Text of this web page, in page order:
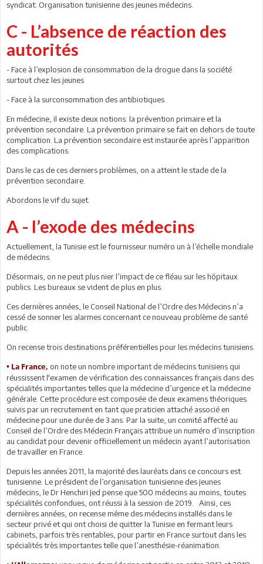
syndicat: Organisation tunisienne des jeunes médecins.
C - L’absence de réaction des
autorités
- Face à l’explosion de consommation de la drogue dans la société
surtout chez les jeunes
- Face à la surconsommation des antibiotiques.
En médecine, il existe deux notions: la prévention primaire et la
prévention secondaire. La prévention primaire se fait en dehors de toute
complication. La prévention secondaire est instaurée après l’apparition
des complications.
Dans le cas de ces derniers problèmes, on a atteint le stade de la
prévention secondaire.
Abordons le vif du sujet.
A - l’exode des médecins
Actuellement, la Tunisie est le fournisseur numéro un à l’échelle mondiale
de médecins.
Désormais, on ne peut plus nier l’impact de ce fléau sur les hôpitaux
publics. Les bureaux se vident de plus en plus.
Ces dernières années, le Conseil National de l’Ordre des Médecins n’a
cessé de sonner les alarmes concernant ce nouveau problème de santé
public.
On recense trois destinations préférentielles pour les médecins tunisiens.
• La France, on note un nombre important de médecins tunisiens qui
réussissent l'examen de vérification des connaissances français dans des
spécialités importantes telles que la médecine d’urgence et la médecine
générale. Cette procédure est composée de deux examens théoriques
suivis par un recrutement en tant que praticien attaché associé en
médecine pour une durée de 3 ans. Par la suite, un comité affecté au
Conseil de l’Ordre des Médecin Français attribue un numéro d’inscription
au candidat pour devenir officiellement un médecin ayant l’autorisation
de travailler en France.
Depuis les années 2011, la majorité des lauréats dans ce concours est
tunisienne. Le président de l’organisation tunisienne des jeunes
médecins, le Dr Henchiri Jed pense que 500 médecins au moins, toutes
spécialités confondues, ont réussi à la session de 2019. Ainsi, ces
dernières années, on recense même des médecins installés dans le
secteur privé et qui ont choisi de quitter la Tunisie en fermant leurs
cabinets, parfois très rentables, pour partir en France surtout dans les
spécialités très importantes telle que l’anesthésie-réanimation.